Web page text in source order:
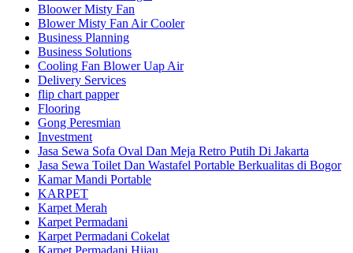
Bloower Misty Fan
Blower Misty Fan Air Cooler
Business Planning
Business Solutions
Cooling Fan Blower Uap Air
Delivery Services
flip chart papper
Flooring
Gong Peresmian
Investment
Jasa Sewa Sofa Oval Dan Meja Retro Putih Di Jakarta
Jasa Sewa Toilet Dan Wastafel Portable Berkualitas di Bogor
Kamar Mandi Portable
KARPET
Karpet Merah
Karpet Permadani
Karpet Permadani Cokelat
Karpet Permadani Hijau